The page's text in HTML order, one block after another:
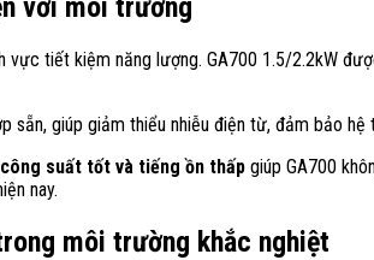
với môi trường
vực tiết kiệm năng lượng. GA700 1.5/2.2kW
sẵn, giúp giảm thiểu nhiễu điện từ, đảm bảo
suất tốt và tiếng ồn thấp giúp GA700
nay.
môi trường khắc nghiệt